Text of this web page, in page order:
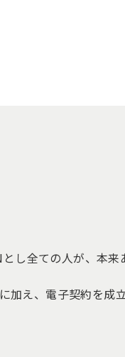
し全ての人が、本
加え、電子契約を